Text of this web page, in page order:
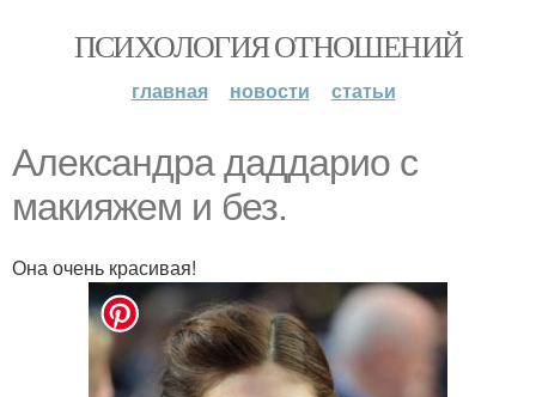
ПСИХОЛОГИЯ ОТНОШЕНИЙ
главная новости статьи
Александра даддарио с
макияжем и без.
Она очень красивая!